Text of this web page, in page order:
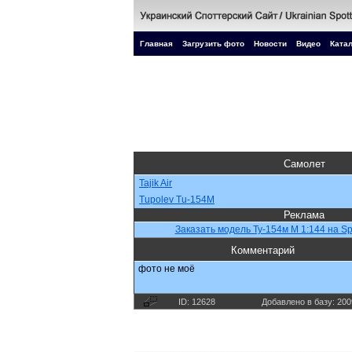
Главная Загрузить фото Новости Видео
Самолет
Tajik Air
Tupolev Tu-154M
Реклама
Заказать модель Ty-154м М 1:144 на
Комментарий
фото не моё
ID: 12628 Добавлено в базу: